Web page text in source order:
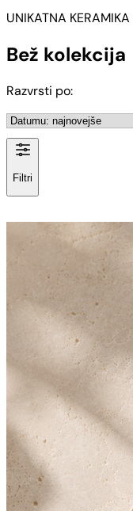
UNIKATNA KERAMIKA
Bež kolekcija
Razvrsti po:
Filtri